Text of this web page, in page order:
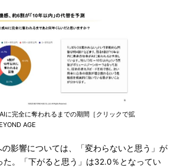
に完全に奪われるまでの期間［クリックで拡
AGE
影響については、「変わらないと思う」が
た。「下がると思う」は32.0％となってい